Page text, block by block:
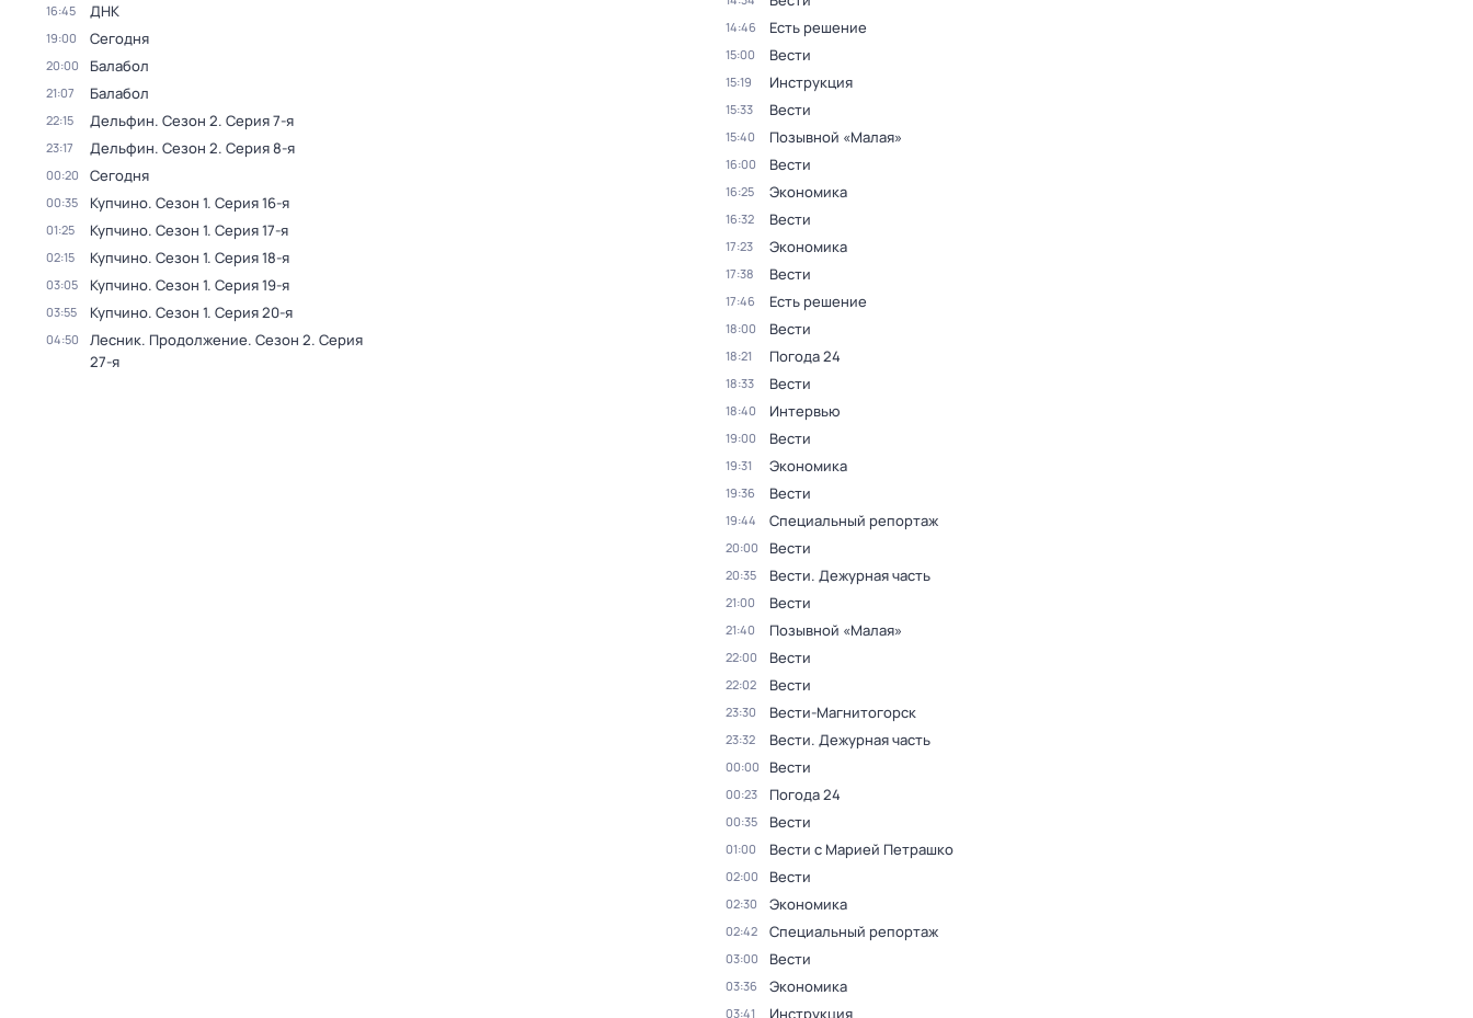
16:45 ДНК
19:00 Сегодня
20:00 Балабол
21:07 Балабол
22:15 Дельфин. Сезон 2. Серия 7-я
23:17 Дельфин. Сезон 2. Серия 8-я
00:20 Сегодня
00:35 Купчино. Сезон 1. Серия 16-я
01:25 Купчино. Сезон 1. Серия 17-я
02:15 Купчино. Сезон 1. Серия 18-я
03:05 Купчино. Сезон 1. Серия 19-я
03:55 Купчино. Сезон 1. Серия 20-я
04:50 Лесник. Продолжение. Сезон 2. Серия
27-я
14:46 Есть решение
15:00 Вести
15:19 Инструкция
15:33 Вести
15:40 Позывной «Малая»
16:00 Вести
16:25 Экономика
16:32 Вести
17:23 Экономика
17:38 Вести
17:46 Есть решение
18:00 Вести
18:21 Погода 24
18:33 Вести
18:40 Интервью
19:00 Вести
19:31 Экономика
19:36 Вести
19:44 Специальный репортаж
20:00 Вести
20:35 Вести. Дежурная часть
21:00 Вести
21:40 Позывной «Малая»
22:00 Вести
22:02 Вести
23:30 Вести-Магнитогорск
23:32 Вести. Дежурная часть
00:00 Вести
00:23 Погода 24
00:35 Вести
01:00 Вести с Марией Петрашко
02:00 Вести
02:30 Экономика
02:42 Специальный репортаж
03:00 Вести
03:36 Экономика
03:41 Инструкция